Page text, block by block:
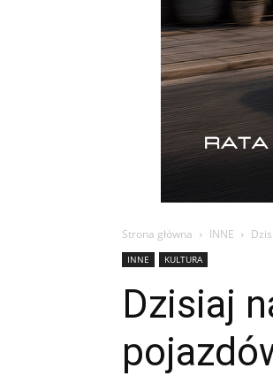
Strona główna INNE
INNE KULTURA
Dzisiaj